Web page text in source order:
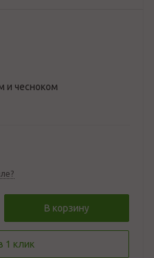
и чесноком
В корзину
1 клик